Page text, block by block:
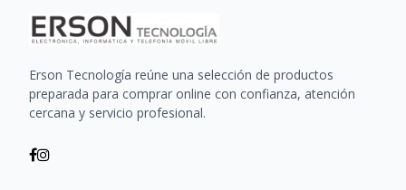
Erson Tecnología reúne una selección de productos
preparada para comprar online con confianza, atención
cercana y servicio profesional.